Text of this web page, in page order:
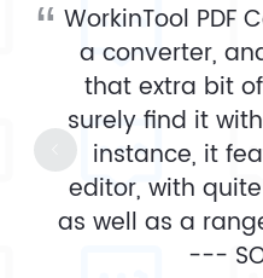
WorkinTool PDF
a converter,
that extra bit
surely find it
instance, it
editor, with
as well as a
---